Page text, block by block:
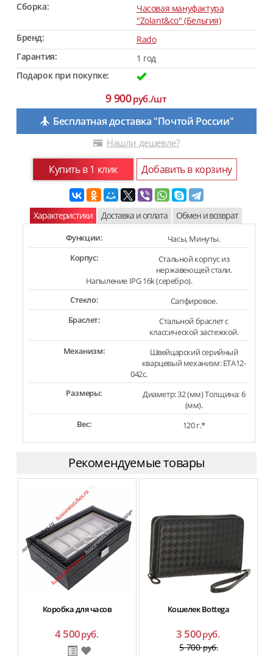
Сборка:
Часовая мануфактура
"Zolant&co" (Бельгия)
Бренд:
Rado
Гарантия:
1 год
Подарок при покупке:
9 900руб./шт
Бесплатная доставка "Почтой России"
Нашли дешевле?
Купить в 1 клик Добавить в корзину
Характеристики Доставка и оплата Обмен и возврат
Функции:
Часы, Минуты.
Корпус:
Стальной корпус из
нержавеющей стали.
Напыление IPG 16k (серебро).
Стекло:
Сапфировое.
Браслет:
Стальной браслет с
классической застежкой.
Механизм:
Швейцарский серийный
кварцевый механизм: ETA12-
042c.
Размеры:
Диаметр: 32 (мм) Толщина: 6
(мм).
Вес:
120 г.*
Рекомендуемые товары
Коробка для часов
4 500руб.
Кошелек Bottega
3 500руб.
5 700руб.